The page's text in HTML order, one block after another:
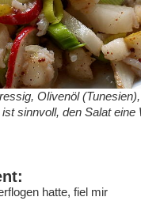
Olivenöl
sinnvoll, den Salat eine
hatte, fiel mir